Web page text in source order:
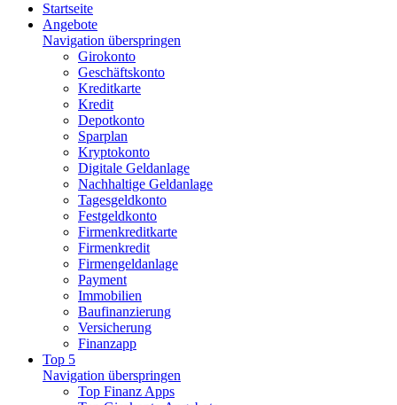
Startseite
Angebote
Navigation überspringen
Girokonto
Geschäftskonto
Kreditkarte
Kredit
Depotkonto
Sparplan
Kryptokonto
Digitale Geldanlage
Nachhaltige Geldanlage
Tagesgeldkonto
Festgeldkonto
Firmenkreditkarte
Firmenkredit
Firmengeldanlage
Payment
Immobilien
Baufinanzierung
Versicherung
Finanzapp
Top 5
Navigation überspringen
Top Finanz Apps